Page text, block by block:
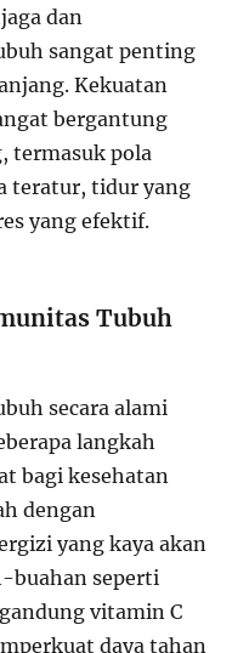
dan
sangat penting
Kekuatan
bergantung
termasuk pola
teratur, tidur yang
yang efektif.
Tubuh
secara alami
langkah
bagi kesehatan
dengan
yang kaya akan
buahan seperti
vitamin C
daya tahan